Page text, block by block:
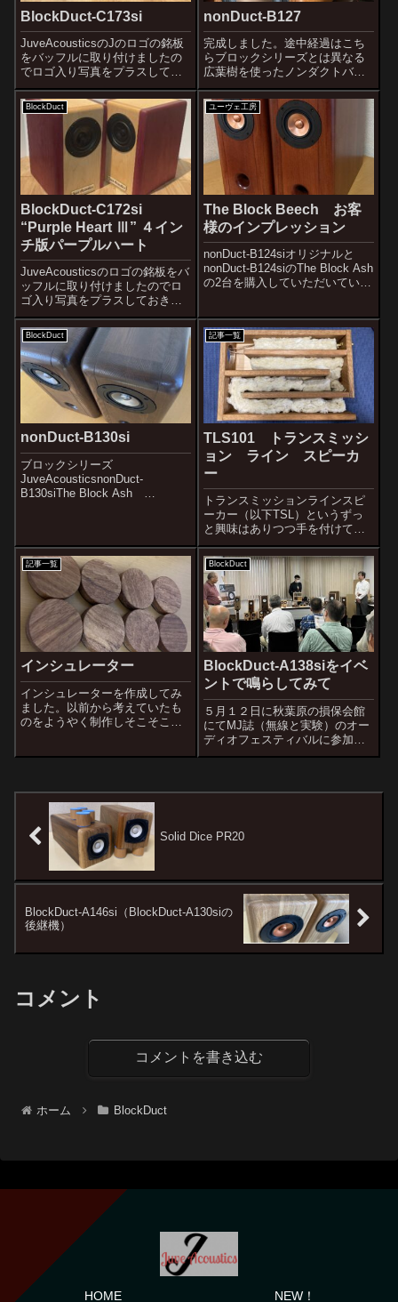
BlockDuct-C173si
JuveAcousticsのJのロゴの銘板
をバッフルに取り付けましたの
でロゴ入り写真をプラスしてお
きます。BlockDuct-C154siのグ
レードアップモデルとして設計
してみました。少し大きくなり
ましたが、音の面でも大きくア
ップグレードで...
nonDuct-B127
完成しました。途中経過はこち
らブロックシリーズとは異なる
広葉樹を使ったノンダクトバス
レフ式スピーカーです。現在ア
サメラ材（アフリカンチーク）
を使ったnonDuct-B126がありま
すが、今度はアパ材（アフリカ
ケヤキ）です。アフリカ産のよ
く似...
BlockDuct
BlockDuct-C172si
“Purple Heart Ⅲ” ４イン
チ版パープルハート
JuveAcousticsのロゴの銘板をバ
ッフルに取り付けましたのでロ
ゴ入り写真をプラスしておきま
す。４インチのフラグシップ機
のBlockDuct-A138siと同じ
JuveAcousticsのフルネームバー
ジョンの銘板になっておりま
す。メ...
ユーヴェ工房
The Block Beech お客
様のインプレッション
nonDuct-B124siオリジナルと
nonDuct-B124siのThe Block Ash
の2台を購入していただいていた
Beechの製品版が完成したタイ
ミングでな...
BlockDuct
nonDuct-B130si
ブロックシリーズ
JuveAcousticsnonDuct-
B130siThe Block Ash
す。動くのは振動板のみ。位相
を乱す要因であるネットワー...
記事一覧
TLS101 トランスミッシ
ョン ライン スピーカ
ー
トランスミッションラインスピ
ーカー（以下TSL）というずっ
と興味はありつつ手を付けてい
ないスピーカーがあります。簡
単にいうと共鳴管式スピーカー
の亜種といったところでしょう
か。ネットで検索するとどうも
どれを読んでもピンと来ない。
それTLSと言...
記事一覧
インシュレーター
インシュレーターを作成してみ
ました。以前から考えていたも
のをようやく制作しそこそこ良
と考えています。近々オントモ
ショップでも販売...
BlockDuct
BlockDuct-A138siをイベ
ントで鳴らしてみて
５月１２日に秋葉原の損保会館
にてMJ誌（無線と実験）のオー
ディオフェスティバルに参加し
て新作のBlockDuct-A138siを広
BlockDuct-A138siの能力は伝わ
Solid Dice PR20
BlockDuct-A146si（BlockDuct-A130siの
後継機）
コメント
コメントを書き込む
ホーム BlockDuct
HOME NEW！